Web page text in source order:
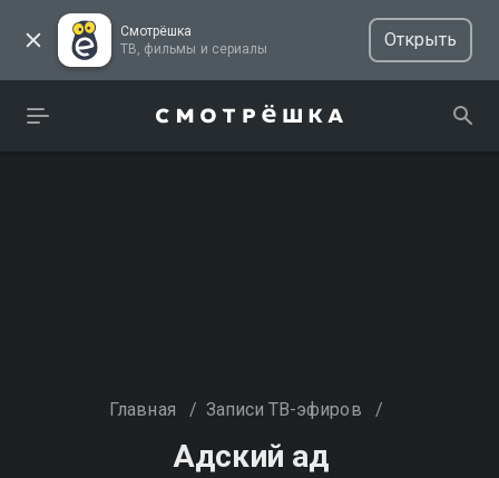
Смотрёшка
ТВ, фильмы и сериалы
Открыть
Главная / Записи ТВ-эфиров /
Адский ад